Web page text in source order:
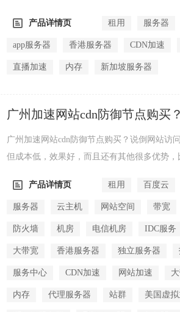
产品详情页
租用 服务器
app服务器 香港服务器 CDN加速
直播加速 内存 新加坡服务器
广州加速网站cdn防御节点购买？
广州加速网站cdn防御节点购买？说倒网站访
但成本低，效果好，而且还有其他很多优势
产品详情页
租用 百度云
服务器 云主机 网站空间 带宽
防火墙 机房 电信机房 IDC服务
大带宽 香港服务器 独立服务器
服务中心 CDN加速 网站加速
内存 代理服务器 站群 美国虚